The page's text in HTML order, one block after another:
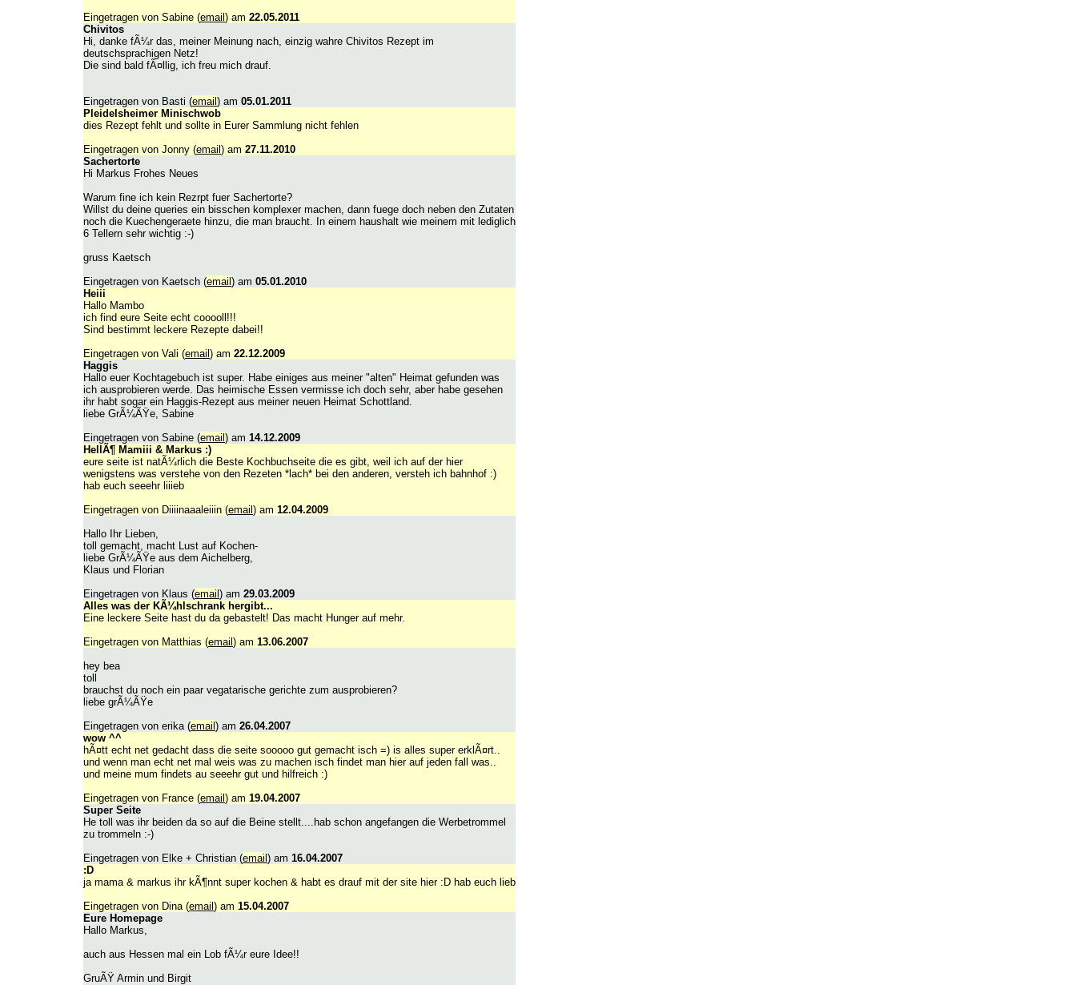
Eingetragen von Sabine (email ) am 22.05.2011
Chivitos
Hi, danke fÃ¼r das, meiner Meinung nach, einzig wahre Chivitos Rezept im
deutschsprachigen Netz!
Die sind bald fÃ¤llig, ich freu mich drauf.
Eingetragen von Basti (email ) am 05.01.2011
Pleidelsheimer Minischwob
dies Rezept fehlt und sollte in Eurer Sammlung nicht fehlen
Eingetragen von Jonny (email ) am 27.11.2010
Sachertorte
Hi Markus Frohes Neues
Warum fine ich kein Rezrpt fuer Sachertorte?
Willst du deine queries ein bisschen komplexer machen, dann fuege doch neben den Zutaten
noch die Kuechengeraete hinzu, die man braucht. In einem haushalt wie meinem mit lediglich
6 Tellern sehr wichtig :-)
gruss Kaetsch
Eingetragen von Kaetsch (email ) am 05.01.2010
Heiii
Hallo Mambo
ich find eure Seite echt cooooll!!!
Sind bestimmt leckere Rezepte dabei!!
Eingetragen von Vali (email ) am 22.12.2009
Haggis
Hallo euer Kochtagebuch ist super. Habe einiges aus meiner "alten" Heimat gefunden was
ich ausprobieren werde. Das heimische Essen vermisse ich doch sehr, aber habe gesehen
ihr habt sogar ein Haggis-Rezept aus meiner neuen Heimat Schottland.
liebe GrÃ¼ÃŸe, Sabine
Eingetragen von Sabine (email ) am 14.12.2009
HellÃ¶ Mamiii & Markus :)
eure seite ist natÃ¼rlich die Beste Kochbuchseite die es gibt, weil ich auf der hier
wenigstens was verstehe von den Rezeten *lach* bei den anderen, versteh ich bahnhof :)
hab euch seeehr liiieb
Eingetragen von Diiiinaaaleiiin (email ) am 12.04.2009
Hallo Ihr Lieben,
toll gemacht, macht Lust auf Kochen-
liebe GrÃ¼ÃŸe aus dem Aichelberg,
Klaus und Florian
Eingetragen von Klaus (email ) am 29.03.2009
Alles was der KÃ¼hlschrank hergibt...
Eine leckere Seite hast du da gebastelt! Das macht Hunger auf mehr.
Eingetragen von Matthias (email ) am 13.06.2007
hey bea
toll
brauchst du noch ein paar vegatarische gerichte zum ausprobieren?
liebe grÃ¼ÃŸe
Eingetragen von erika (email ) am 26.04.2007
wow ^^
hÃ¤tt echt net gedacht dass die seite sooooo gut gemacht isch =) is alles super erklÃ¤rt..
und wenn man echt net mal weis was zu machen isch findet man hier auf jeden fall was..
und meine mum findets au seeehr gut und hilfreich :)
Eingetragen von France (email ) am 19.04.2007
Super Seite
He toll was ihr beiden da so auf die Beine stellt....hab schon angefangen die Werbetrommel
zu trommeln :-)
Eingetragen von Elke + Christian (email ) am 16.04.2007
:D
ja mama & markus ihr kÃ¶nnt super kochen & habt es drauf mit der site hier :D hab euch lieb
Eingetragen von Dina (email ) am 15.04.2007
Eure Homepage
Hallo Markus,
auch aus Hessen mal ein Lob fÃ¼r eure Idee!!
GruÃŸ Armin und Birgit